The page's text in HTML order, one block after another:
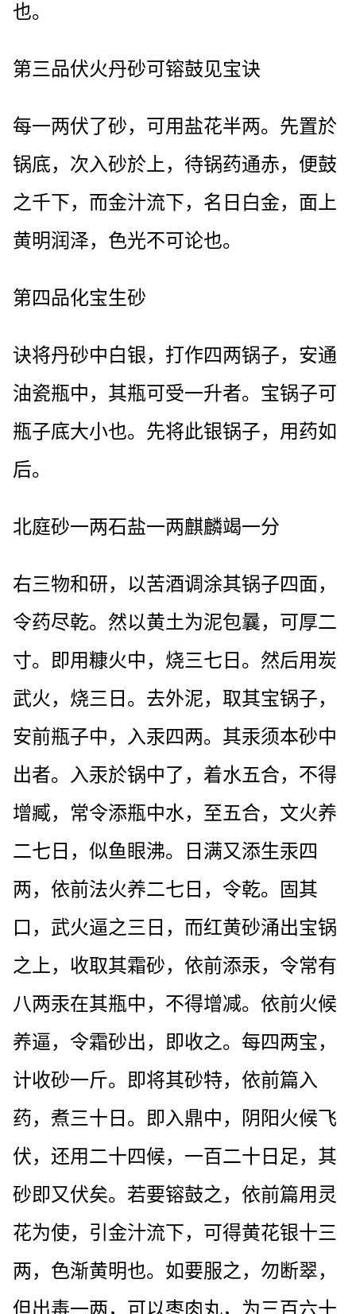
也。
第三品伏火丹砂可镕鼓见宝诀
每一两伏了砂，可用盐花半两。先置於
锅底，次入砂於上，待锅药通赤，便鼓
之千下，而金汁流下，名日白金，面上
黄明润泽，色光不可论也。
第四品化宝生砂
诀将丹砂中白银，打作四两锅子，安通
油瓷瓶中，其瓶可受一升者。宝锅子可
瓶子底大小也。先将此银锅子，用药如
后。
北庭砂一两石盐一两麒麟竭一分
右三物和研，以苦酒调涂其锅子四面，
令药尽乾。然以黄土为泥包曩，可厚二
寸。即用糠火中，烧三七日。然后用炭
武火，烧三日。去外泥，取其宝锅子，
安前瓶子中，入汞四两。其汞须本砂中
出者。入汞於锅中了，着水五合，不得
增臧，常令添瓶中水，至五合，文火养
二七日，似鱼眼沸。日满又添生汞四
两，依前法火养二七日，令乾。固其
口，武火逼之三日，而红黄砂涌出宝锅
之上，收取其霜砂，依前添汞，令常有
八两汞在其瓶中，不得增减。依前火候
养逼，令霜砂出，即收之。每四两宝，
计收砂一斤。即将其砂特，依前篇入
药，煮三十日。即入鼎中，阴阳火候飞
伏，还用二十四候，一百二十日足，其
砂即又伏矣。若要镕鼓之，依前篇用灵
花为使，引金汁流下，可得黄花银十三
两，色渐黄明也。如要服之，勿断翠，
但出毒一两，可以枣肉丸，为三百六十